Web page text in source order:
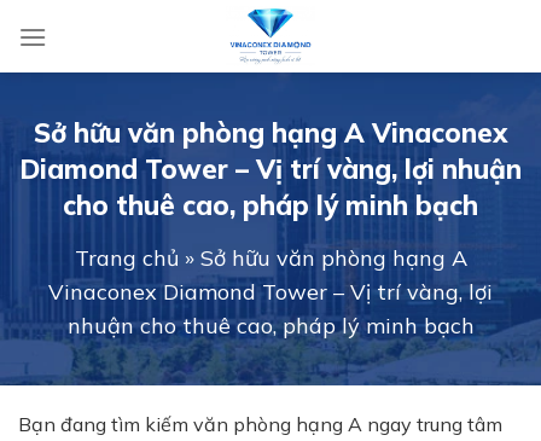
content
Sở hữu văn phòng hạng A Vinaconex
Diamond Tower – Vị trí vàng, lợi nhuận
cho thuê cao, pháp lý minh bạch
Trang chủ » Sở hữu văn phòng hạng A
Vinaconex Diamond Tower – Vị trí vàng, lợi
nhuận cho thuê cao, pháp lý minh bạch
Bạn đang tìm kiếm văn phòng hạng A ngay trung tâm